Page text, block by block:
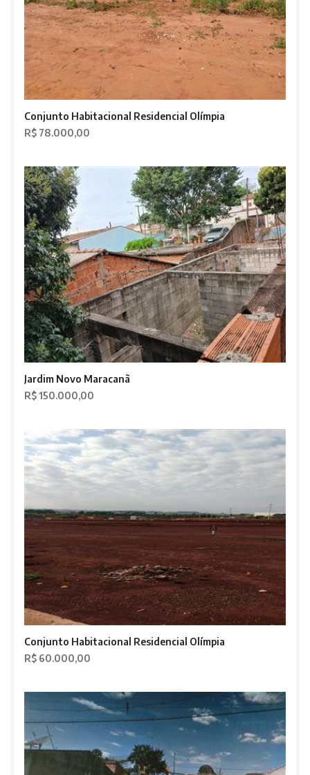
Conjunto Habitacional Residencial Olímpia
R$ 78.000,00
Jardim Novo Maracanã
R$ 150.000,00
Conjunto Habitacional Residencial Olímpia
R$ 60.000,00